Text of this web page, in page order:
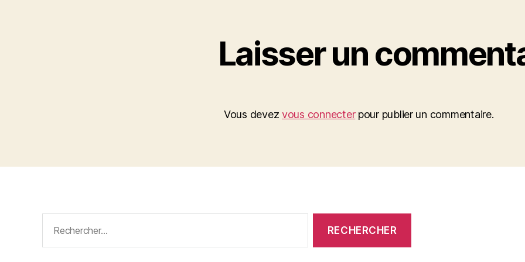
Laisser un
Vous devezvous connecterpour publier un commentaire.